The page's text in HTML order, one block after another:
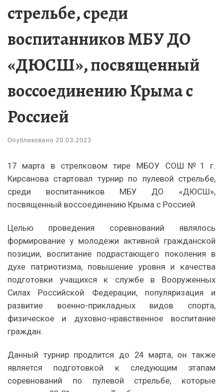
стрельбе, среди
воспитанников МБУ ДО
«ДЮСШ», посвященный
воссоединению Крыма с
Россией
Опубликовано 20.03.2023
17 марта в стрелковом тире МБОУ СОШ№1 г.
Кирсанова стартовал турнир по пулевой стрельбе,
среди воспитанников МБУ ДО «ДЮСШ»,
посвященный воссоединению Крыма с Россией.
Целью проведения соревнований являлось
формирование у молодежи активной гражданской
позиции, воспитание подрастающего поколения в
духе патриотизма, повышение уровня и качества
подготовки учащихся к службе в Вооруженных
Силах Российской Федерации, популяризация и
развитие военно-прикладных видов спорта,
физическое и духовно-нравственное воспитание
граждан.
Данный турнир продлится до 24 марта, он также
является подготовкой к следующим этапам
соревнований по пулевой стрельбе, которые